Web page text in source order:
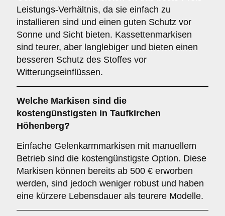
Leistungs-Verhältnis, da sie einfach zu
installieren sind und einen guten Schutz vor
Sonne und Sicht bieten. Kassettenmarkisen
sind teurer, aber langlebiger und bieten einen
besseren Schutz des Stoffes vor
Witterungseinflüssen.
Welche Markisen sind die
kostengünstigsten in Taufkirchen
Höhenberg?
Einfache Gelenkarmmarkisen mit manuellem
Betrieb sind die kostengünstigste Option. Diese
Markisen können bereits ab 500 € erworben
werden, sind jedoch weniger robust und haben
eine kürzere Lebensdauer als teurere Modelle.